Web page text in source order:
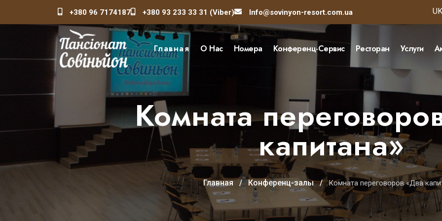
+380 96 7174187 +380 93 233 33 31 (Viber) Info@sovinyon-resort.com.ua UK
Главная О Нас Номера Конференц-Сервис Ресторан Услуги
Комната
капитана»
Главная Конференц-залы Комната переговоров «Два